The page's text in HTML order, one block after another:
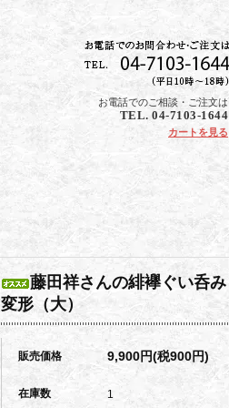
お電話でのご相談・ご注文は
TEL. 04-7103-1644
カートを見る
藤田祥さんの緋襷ぐい呑み
変形（大）
販売価格 9,900円(税900円)
在庫数 1